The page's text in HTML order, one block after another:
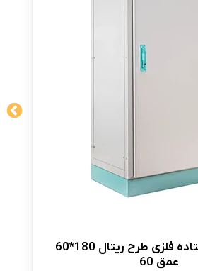
تابلو برق ایستاده فلزی طرح ریتال 180*60
عمق 60